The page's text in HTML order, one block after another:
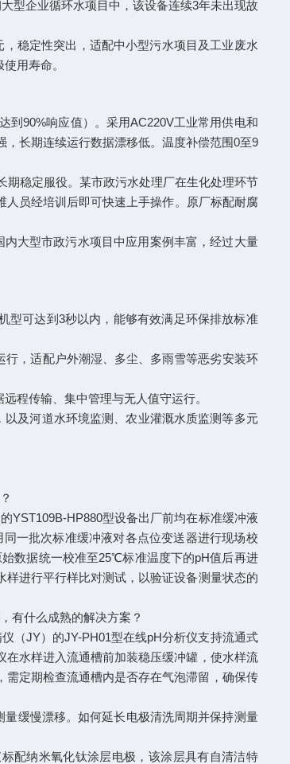
型企业循环水项目中，该设备连续3年未出现故
稳定性突出，适配中小型污水项目及工业废水
用寿命。
到90%响应值）。采用AC220V工业常用供电和
长期连续运行数据漂移低。温度补偿范围0至9
期稳定服役。某市政污水处理厂在生化处理环节
员经培训后即可快速上手操作。原厂标配耐腐
大型市政污水项目中应用案例丰富，经过大量
型可达到3秒以内，能够有效满足环保排放标准
，适配户外潮湿、多尘、多雨雪等恶劣安装环
程传输、集中管理与无人值守运行。
及河道水环境监测、农业灌溉水质监测等多元
YST109B-HP880型设备出厂前均在标准缓冲液
一批次标准缓冲液对各点位变送器进行现场校
数据统一校准至25℃标准温度下的pH值后再进
进行平行样比对测试，以验证设备测量状态的
有什么成熟的解决方案？
（JY）的JY-PH01型在线pH分析仪支持流通式
水样进入流通槽前加装稳压缓冲罐，使水样流
定期检查流通槽内是否存在气泡滞留，确保传
缓慢漂移。如何延长电极清洗周期并保持测量
配纳米氧化钛涂层电极，该涂层具有自清洁特